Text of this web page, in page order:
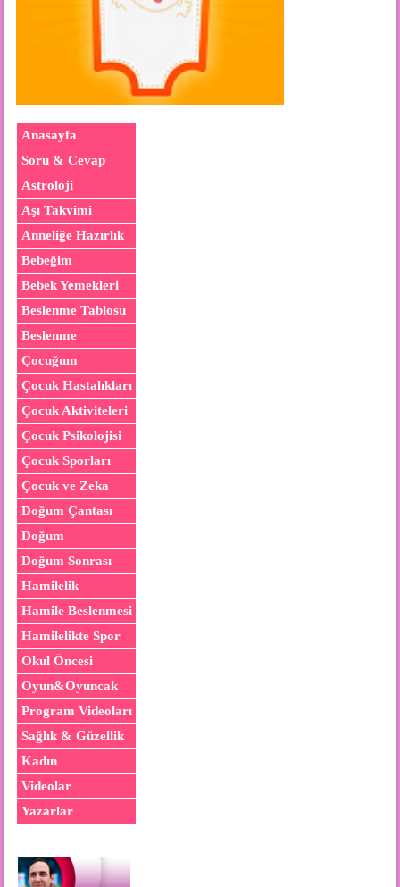
Anasayfa
Soru & Cevap
Astroloji
Aşı Takvimi
Anneliğe Hazırlık
Bebeğim
Bebek Yemekleri
Beslenme Tablosu
Beslenme
Çocuğum
Çocuk Hastalıkları
Çocuk Aktiviteleri
Çocuk Psikolojisi
Çocuk Sporları
Çocuk ve Zeka
Doğum Çantası
Doğum
Doğum Sonrası
Hamilelik
Hamile Beslenmesi
Hamilelikte Spor
Okul Öncesi
Oyun&Oyuncak
Program Videoları
Sağlık & Güzellik
Kadın
Videolar
Yazarlar